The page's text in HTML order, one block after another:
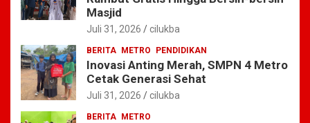
Masjid
Juli 31, 2026 cilukba
BERITA METRO PENDIDIKAN
Inovasi Anting Merah, SMPN 4 Metro
Cetak Generasi Sehat
Juli 31, 2026 cilukba
BERITA METRO